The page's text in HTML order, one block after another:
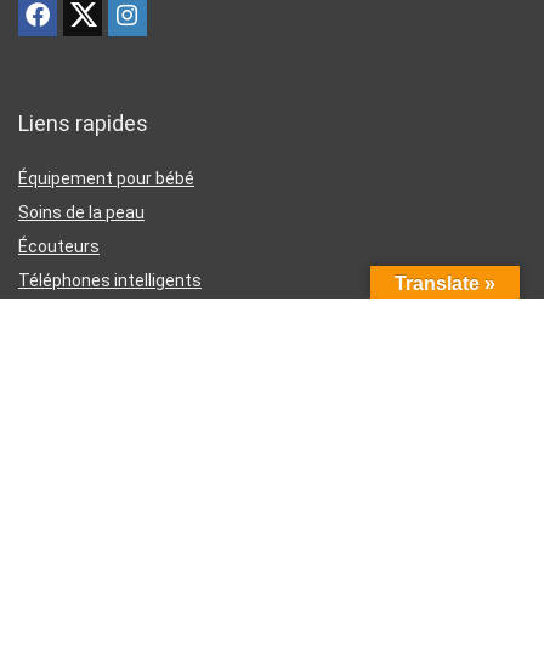
Liens rapides
Équipement pour bébé
Soins de la peau
Écouteurs
Téléphones intelligents
Translate »